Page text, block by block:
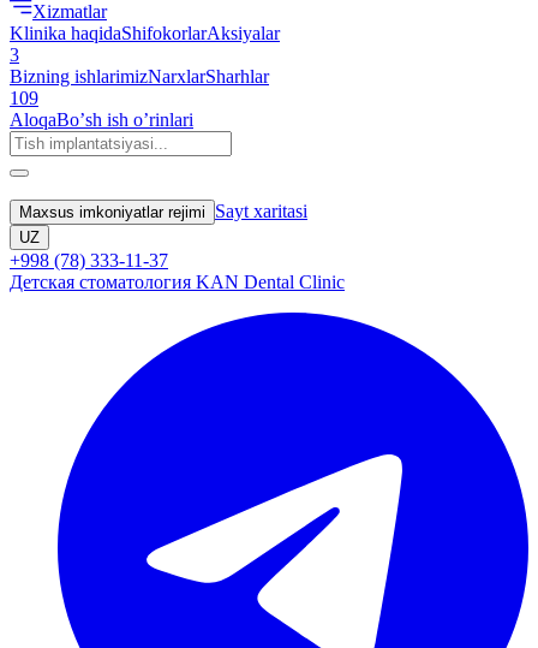
Xizmatlar
Klinika haqidaShifokorlarAksiyalar
3
Bizning ishlarimizNarxlarSharhlar
109
AloqaBoʼsh ish oʼrinlari
Maxsus imkoniyatlar rejimi Sayt xaritasi
UZ
+998 (78) 333-11-37
Детская стоматология KAN Dental Clinic